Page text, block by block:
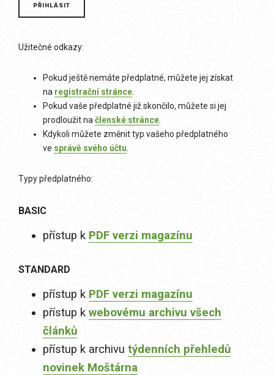
Užitečné odkazy:
Pokud ještě nemáte předplatné, můžete jej získat
na registrační stránce
Pokud vaše předplatné již skončilo, můžete si jej
prodloužit na členské stránce
Kdykoli můžete změnit typ vašeho předplatného
ve správě svého účtu
Typy předplatného:
BASIC
přístup k PDF verzi magazínu
STANDARD
přístup k PDF verzi magazínu
přístup k webovému archivu všech
článků
přístup k archivu týdenních přehledů
novinek Moštárna